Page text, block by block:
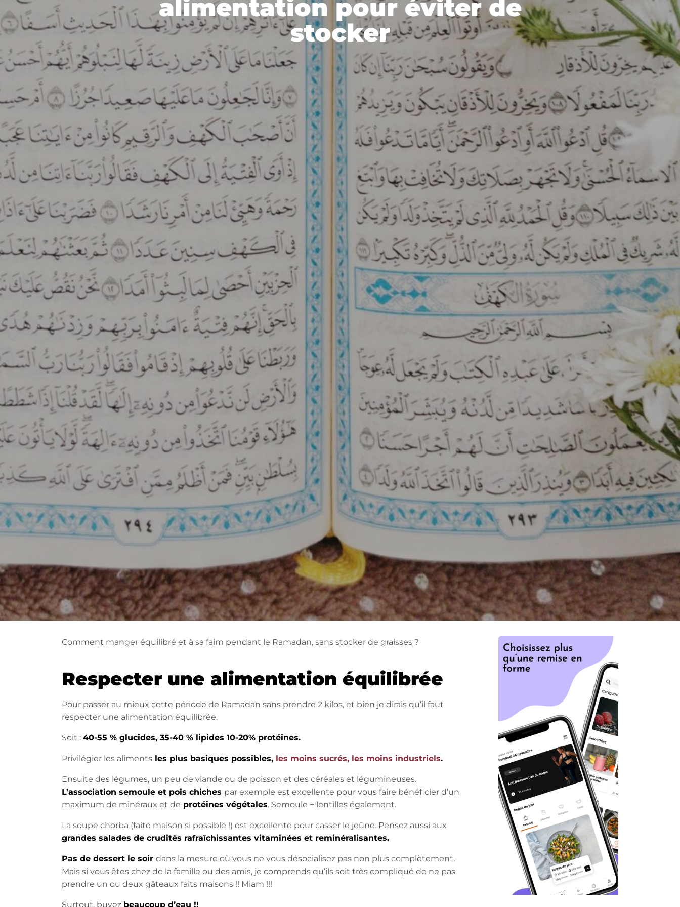
alimentation pour éviter de
stocker
Comment manger équilibré et à sa faim pendant le Ramadan, sans stocker de graisses ?
Respecter une alimentation équilibrée
Pour passer au mieux cette période de Ramadan sans prendre 2 kilos, et bien je dirais qu’il faut
respecter une alimentation équilibrée.
Soit : 40-55 % glucides, 35-40 % lipides 10-20% protéines.
Privilégier les aliments les plus basiques possibles, les moins sucrés, les moins industriels.
Ensuite des légumes, un peu de viande ou de poisson et des céréales et légumineuses.
L’association semoule et pois chiches par exemple est excellente pour vous faire bénéficier d’un
maximum de minéraux et de protéines végétales. Semoule + lentilles également.
La soupe chorba (faite maison si possible !) est excellente pour casser le jeûne. Pensez aussi aux
grandes salades de crudités rafraîchissantes vitaminées et reminéralisantes.
Pas de dessert le soir dans la mesure où vous ne vous désocialisez pas non plus complètement.
Mais si vous êtes chez de la famille ou des amis, je comprends qu’ils soit très compliqué de ne pas
prendre un ou deux gâteaux faits maisons !! Miam !!!
Surtout, buvez beaucoup d’eau !!